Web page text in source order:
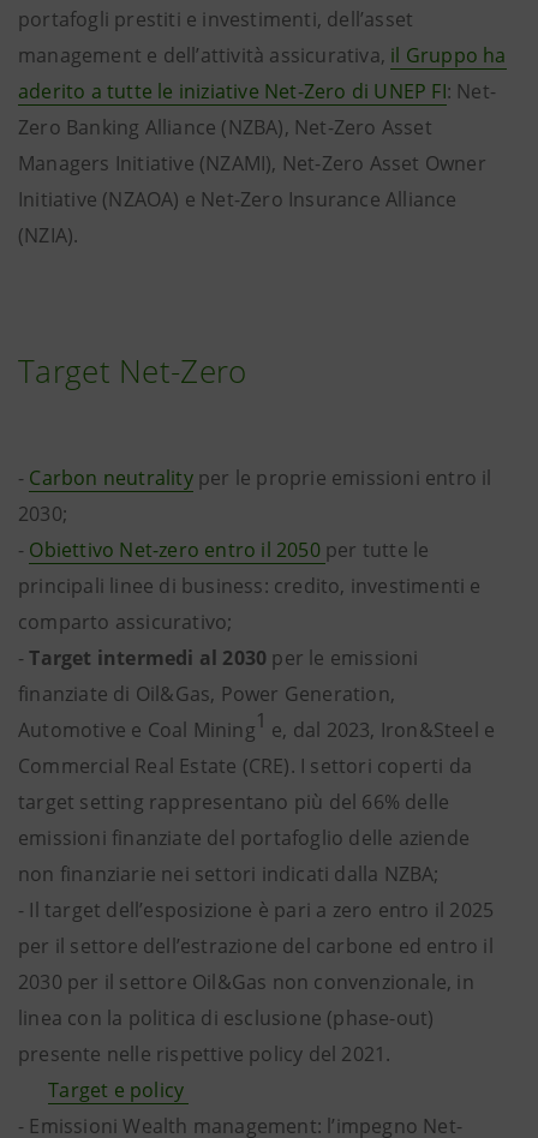
portafogli prestiti e investimenti, dell’asset
management e dell’attività assicurativa, il Gruppo ha
aderito a tutte le iniziative Net-Zero di UNEP FI: Net-
Zero Banking Alliance (NZBA), Net-Zero Asset
Managers Initiative (NZAMI), Net-Zero Asset Owner
Initiative (NZAOA) e Net-Zero Insurance Alliance
(NZIA).
Target Net-Zero
- Carbon neutralityper le proprie emissioni entro il
2030;
- Obiettivo Net-zero entro il 2050 per tutte le
principali linee di business: credito, investimenti e
comparto assicurativo;
-Target intermedi al 2030 per le emissioni
finanziate di Oil&Gas, Power Generation,
Automotive e Coal Mining1 e, dal 2023, Iron&Steel e
Commercial Real Estate (CRE). I settori coperti da
target setting rappresentano più del 66% delle
emissioni finanziate del portafoglio delle aziende
non finanziarie nei settori indicati dalla NZBA;
- Il target dell’esposizione è pari a zero entro il 2025
per il settore dell’estrazione del carbone ed entro il
2030 per il settore Oil&Gas non convenzionale, in
linea con la politica di esclusione (phase-out)
presente nelle rispettive policy del 2021.
Target e policy
- Emissioni Wealth management: l’impegno Net-